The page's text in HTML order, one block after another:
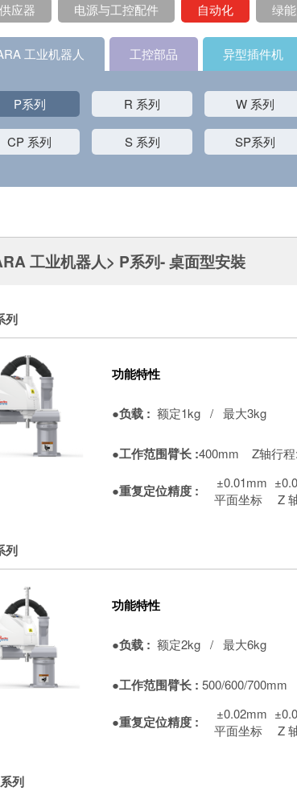
应器 电源与工控配件 自动化 绿
工业机器人 工控部品 异型插件机
P系列 R 系列 W 系列
CP 系列 S 系列 SP系列
工业机器人> P系列- 桌面型安裝
列
功能特性
●负载 : 额定1kg / 最大3kg
●工作范围臂长 :400mm Z轴行
●重复定位精度 : ±0.01mm
平面坐标
Z
列
功能特性
●负载 : 额定2kg / 最大6kg
●工作范围臂长 : 500/600/700mm
●重复定位精度 : ±0.02mm
平面坐标
Z
列